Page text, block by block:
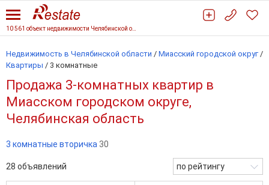
Недвижимость в Челябинской области / Миасский городской округ /
Квартиры / 3 комнатные
Продажа 3-комнатных квартир в
Миасском городском округе,
Челябинская область
3 комнатные вторичка 30
28 объявлений по рейтингу